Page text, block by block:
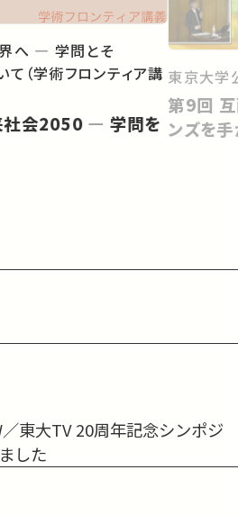
へ ― 学問とそ
て（学術フロンティア講 東京大学
第9回 互酬と共生の経済学：コモ
ンズを手
東大TV 20周年記念シンポジ
した